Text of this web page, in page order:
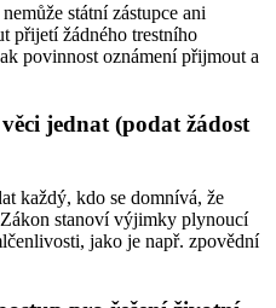
státní zástupce ani
přijetí žádného trestního
povinnost oznámení přijmout a
jednat (podat žádost
každý, kdo se domnívá, že
stanoví výjimky plynoucí
jako je např. zpovědní